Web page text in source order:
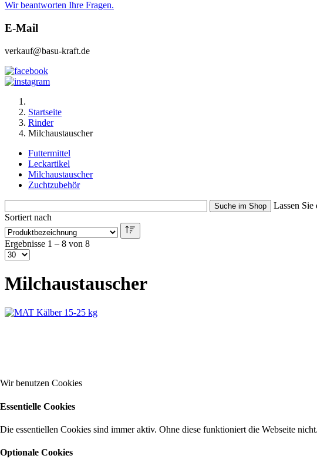
Wir beantworten Ihre Fragen.
E-Mail
verkauf@basu-kraft.de
Startseite
Rinder
Milchaustauscher
Futtermittel
Leckartikel
Milchaustauscher
Zuchtzubehör
Lassen
Sortiert nach
Ergebnisse 1 – 8 von 8
Milchaustauscher
Wir benutzen Cookies
Essentielle Cookies
Die essentiellen Cookies sind immer aktiv. Ohne diese funktioniert die Webseite
Optionale Cookies